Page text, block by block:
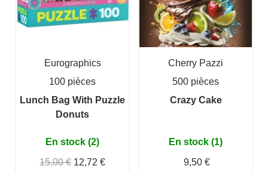
Eurographics
100 pièces
Lunch Bag With Puzzle
Donuts
En stock (2)
15,00 € 12,72 €
Cherry Pazzi
500 pièces
Crazy Cake
En stock (1)
9,50 €